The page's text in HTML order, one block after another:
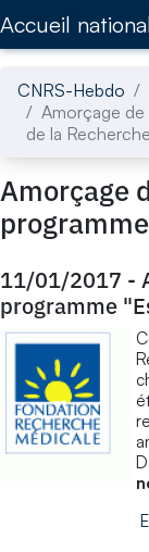
Accueil
CNRS-Hebdo
Amorçage de
de la
Amorçage
11/01/2017 -
programme